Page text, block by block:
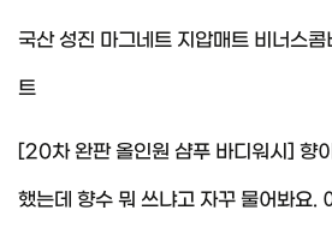
국산 성진 마그네트 지압매트 비너스
트
[20차 완판 올인원 샴푸 바디워시] 향
했는데 향수 뭐 쓰냐고 자꾸 물어봐요.